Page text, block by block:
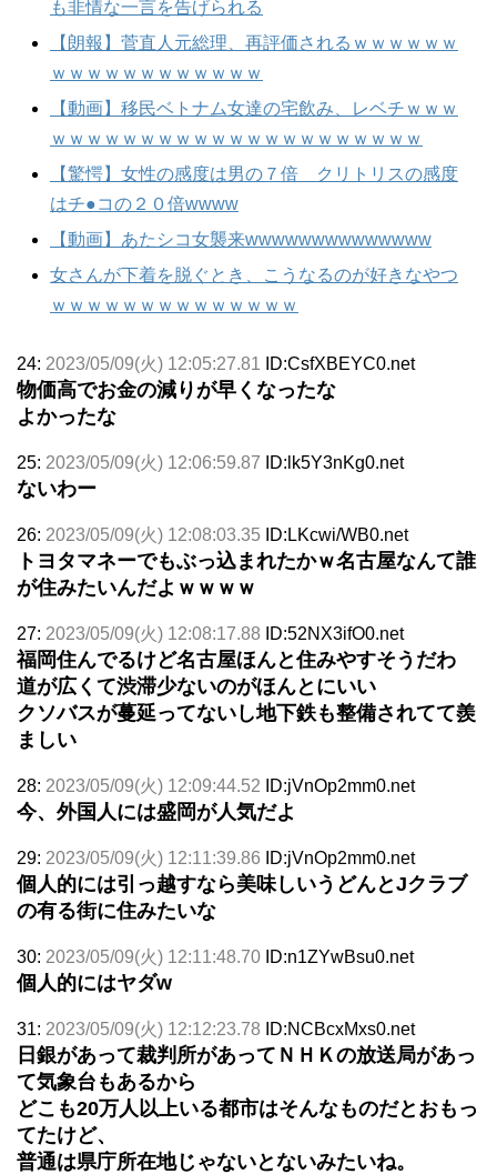
も非情な一言を告げられる
【朗報】菅直人元総理、再評価されるｗｗｗｗｗｗ
ｗｗｗｗｗｗｗｗｗｗｗｗ
【動画】移民ベトナム女達の宅飲み、レベチｗｗｗ
ｗｗｗｗｗｗｗｗｗｗｗｗｗｗｗｗｗｗｗｗｗ
【驚愕】女性の感度は男の７倍 クリトリスの感度
はチ●コの２０倍wwww
【動画】あたシコ女襲来wwwwwwwwwwwwww
女さんが下着を脱ぐとき、こうなるのが好きなやつ
ｗｗｗｗｗｗｗｗｗｗｗｗｗｗ
24: 2023/05/09(火) 12:05:27.81 ID:CsfXBEYC0.net
物価高でお金の減りが早くなったな
よかったな
25: 2023/05/09(火) 12:06:59.87 ID:lk5Y3nKg0.net
ないわー
26: 2023/05/09(火) 12:08:03.35 ID:LKcwi/WB0.net
トヨタマネーでもぶっ込まれたかｗ名古屋なんて誰
が住みたいんだよｗｗｗｗ
27: 2023/05/09(火) 12:08:17.88 ID:52NX3ifO0.net
福岡住んでるけど名古屋ほんと住みやすそうだわ
道が広くて渋滞少ないのがほんとにいい
クソバスが蔓延ってないし地下鉄も整備されてて羨
ましい
28: 2023/05/09(火) 12:09:44.52 ID:jVnOp2mm0.net
今、外国人には盛岡が人気だよ
29: 2023/05/09(火) 12:11:39.86 ID:jVnOp2mm0.net
個人的には引っ越すなら美味しいうどんとJクラブ
の有る街に住みたいな
30: 2023/05/09(火) 12:11:48.70 ID:n1ZYwBsu0.net
個人的にはヤダw
31: 2023/05/09(火) 12:12:23.78 ID:NCBcxMxs0.net
日銀があって裁判所があってＮＨＫの放送局があっ
て気象台もあるから
どこも20万人以上いる都市はそんなものだとおもっ
てたけど、
普通は県庁所在地じゃないとないみたいね。